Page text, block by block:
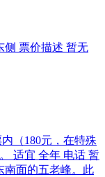
侧 票价描述 暂无
（180元，在特殊
适宜 全年 电话 暂
南面的五老峰。此